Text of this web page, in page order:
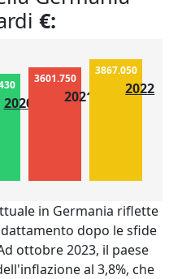
€:
2020
3601.750
2021
3867.050
2022
in Germania riflette
dopo le sfide
ottobre 2023, il paese
al 3,8%, che